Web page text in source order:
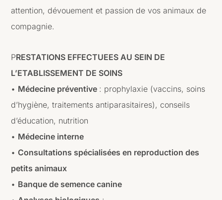
attention, dévouement et passion de vos animaux de
compagnie.
PRESTATIONS EFFECTUEES AU SEIN DE
L’ETABLISSEMENT DE SOINS
• Médecine préventive : prophylaxie (vaccins, soins
d’hygiène, traitements antiparasitaires), conseils
d’éducation, nutrition
• Médecine interne
• Consultations spécialisées en reproduction des
petits animaux
• Banque de semence canine